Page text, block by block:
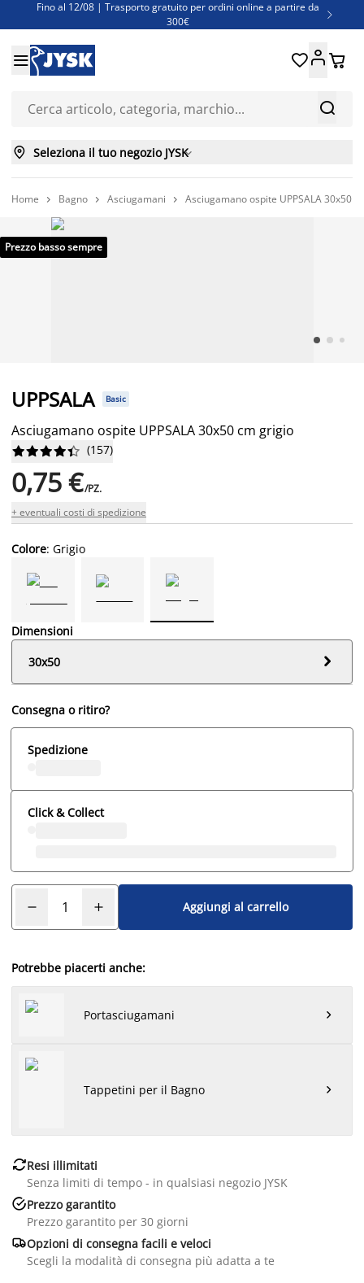
Fino al 12/08 | Trasporto gratuito per ordini online a partire da
300€

Super offerte d'estate | Oltre 1.500 articoli fino al 70%
Finanziamenti - Scegli il piano di rimborso più adatto a te


 
 Seleziona il tuo negozio JYSK
Home  Bagno  Asciugamani  Asciugamano ospite UPPSALA 30x50
Prezzo basso sempre
UPPSALA Basic
Asciugamano ospite UPPSALA 30x50 cm grigio





 (157)
0,75 €/PZ.
+ eventuali costi di spedizione
Colore: Grigio
Dimensioni
30x50

Consegna o ritiro?
Spedizione
Click & Collect
Aggiungi al carrello
Potrebbe piacerti anche:
Portasciugamani 
Tappetini per il Bagno 
Resi illimitati
Senza limiti di tempo - in qualsiasi negozio JYSK
Prezzo garantito
Prezzo garantito per 30 giorni
Opzioni di consegna facili e veloci
Scegli la modalità di consegna più adatta a te